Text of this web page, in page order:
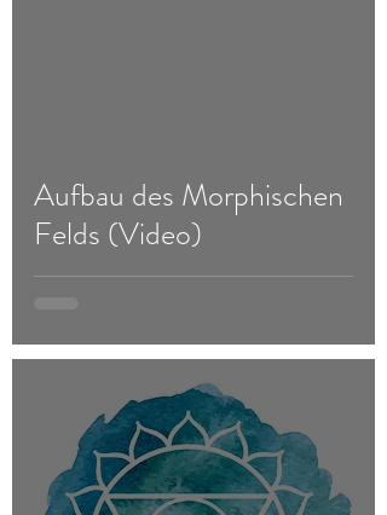
Aufbau des Morphischen
Felds (Video)